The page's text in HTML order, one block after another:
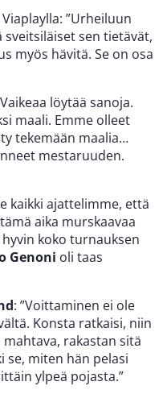
Viaplaylla: ”Urheiluun
sen tietävät,
myös hävitä. Se on osa
löytää sanoja.
maali. Emme olleet
tekemään maalia…
mestaruuden.
kaikki ajattelimme, että
aika murskaavaa
koko turnauksen
Genoni oli taas
: ”Voittaminen ei ole
Konsta ratkaisi, niin
rakastan sitä
se, miten hän pelasi
ylpeä pojasta.”